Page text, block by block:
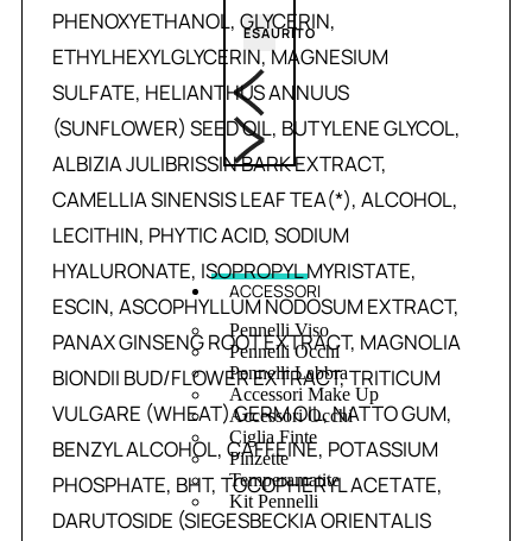
ESAURITO
ACCESSORI
Pennelli Viso
Pennelli Occhi
Pennelli Labbra
Accessori Make Up
Accessori Occhi
Ciglia Finte
Pinzette
Temperamatite
Kit Pennelli
PHENOXYETHANOL, GLYCERIN,
ETHYLHEXYLGLYCERIN, MAGNESIUM
SULFATE, HELIANTHUS ANNUUS
(SUNFLOWER) SEED OIL, BUTYLENE GLYCOL,
ALBIZIA JULIBRISSIN BARK EXTRACT,
CAMELLIA SINENSIS LEAF TEA(*), ALCOHOL,
LECITHIN, PHYTIC ACID, SODIUM
HYALURONATE, ISOPROPYL MYRISTATE,
ESCIN, ASCOPHYLLUM NODOSUM EXTRACT,
PANAX GINSENG ROOT EXTRACT, MAGNOLIA
BIONDII BUD/FLOWER EXTRACT, TRITICUM
VULGARE (WHEAT) GERM OIL, NATTO GUM,
BENZYL ALCOHOL, CAFFEINE, POTASSIUM
PHOSPHATE, BHT, TOCOPHERYL ACETATE,
DARUTOSIDE (SIEGESBECKIA ORIENTALIS